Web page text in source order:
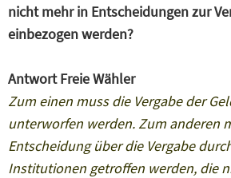
nicht mehr in Entscheidungen zur
einbezogen werden?
Antwort Freie Wähler
Zum einen muss die Vergabe der
unterworfen werden. Zum anderen
Entscheidung über die Vergabe
Institutionen getroffen werden, die